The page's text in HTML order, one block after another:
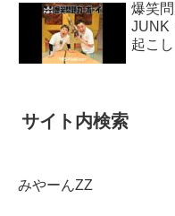
爆笑
JUNK
起こし
サイト内検索
みやーんZZ